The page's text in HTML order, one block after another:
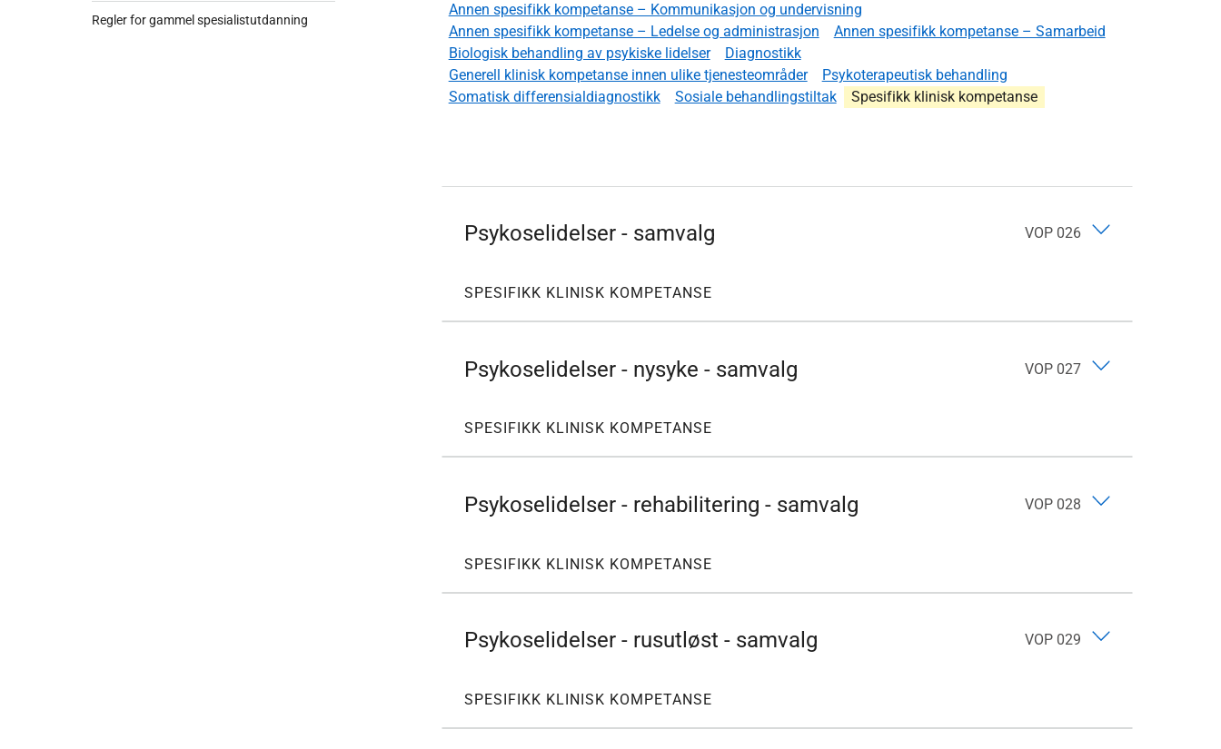
Regler for gammel spesialistutdanning
Annen spesifikk kompetanse – Kommunikasjon og undervisning
Annen spesifikk kompetanse – Ledelse og administrasjon
Annen spesifikk kompetanse – Samarbeid
Biologisk behandling av psykiske lidelser
Diagnostikk
Generell klinisk kompetanse innen ulike tjenesteområder
Psykoterapeutisk behandling
Somatisk differensialdiagnostikk
Sosiale behandlingstiltak Spesifikk klinisk kompetanse
Psykoselidelser - samvalg VOP 026
SPESIFIKK KLINISK KOMPETANSE
Psykoselidelser - nysyke - samvalg VOP 027
SPESIFIKK KLINISK KOMPETANSE
Psykoselidelser - rehabilitering - samvalg VOP 028
SPESIFIKK KLINISK KOMPETANSE
Psykoselidelser - rusutløst - samvalg VOP 029
SPESIFIKK KLINISK KOMPETANSE